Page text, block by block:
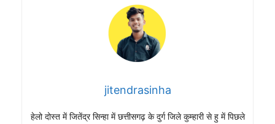
jitendrasinha
हेलो दोस्त में जितेंद्र सिन्हा में छत्तीसगढ़ के दुर्ग जिले कुम्हारी से हु में पिछले